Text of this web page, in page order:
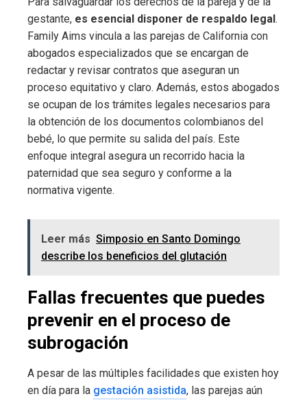
gestante, es esencial disponer de respaldo legal .
Family Aims vincula a las parejas de California con
abogados especializados que se encargan de
redactar y revisar contratos que aseguran un
proceso equitativo y claro. Además, estos abogados
se ocupan de los trámites legales necesarios para
la obtención de los documentos colombianos del
bebé, lo que permite su salida del país. Este
enfoque integral asegura un recorrido hacia la
paternidad que sea seguro y conforme a la
normativa vigente.
Leer más Simposio en Santo Domingo
describe los beneficios del glutación
Fallas frecuentes que puedes
prevenir en el proceso de
subrogación
A pesar de las múltiples facilidades que existen hoy
en día para la gestación asistida, las parejas aún